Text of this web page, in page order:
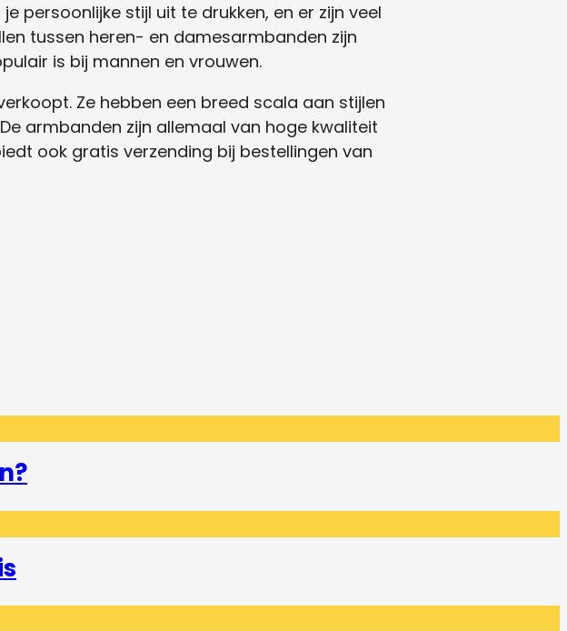
persoonlijke stijl uit te drukken, en er zijn veel
tussen heren- en damesarmbanden zijn
is bij mannen en vrouwen.
Ze hebben een breed scala aan stijlen
armbanden zijn allemaal van hoge kwaliteit
ook gratis verzending bij bestellingen van